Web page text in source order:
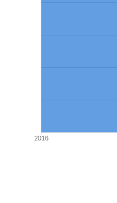
2016